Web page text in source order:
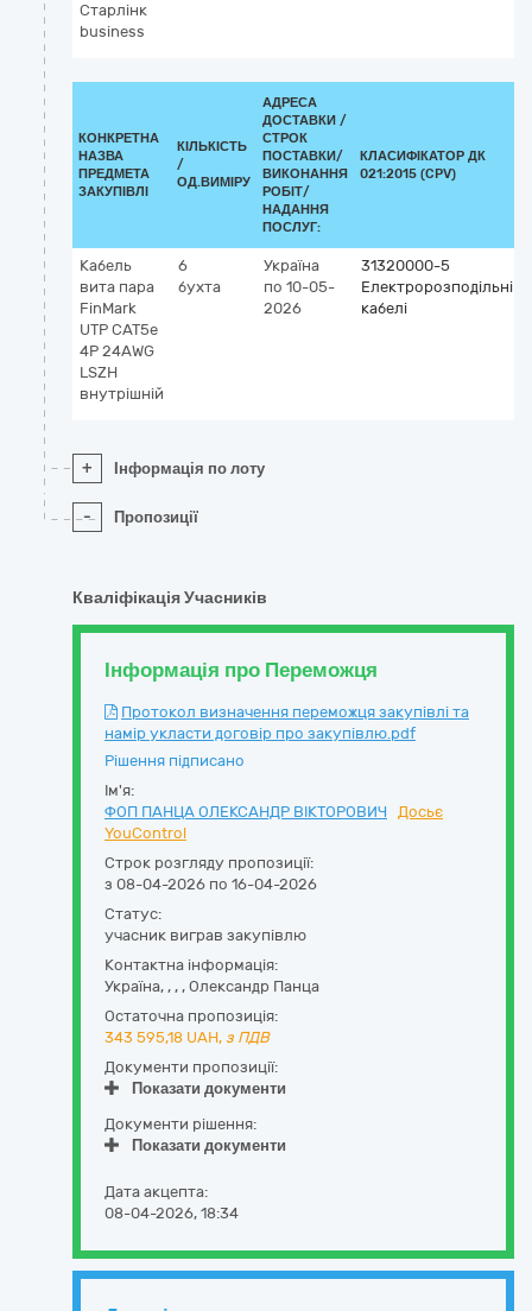
Старлінк
business
КОНКРЕТНА
НАЗВА
ПРЕДМЕТА
ЗАКУПІВЛІ
КІЛЬКІСТЬ
/
ОД.ВИМІРУ
АДРЕСА
ДОСТАВКИ /
СТРОК
ПОСТАВКИ/
ВИКОНАННЯ
РОБІТ/
НАДАННЯ
ПОСЛУГ:
КЛАСИФІКАТОР ДК
021:2015 (CPV)
Кабель
вита пара
FinMark
UTP CAT5e
4P 24AWG
LSZH
внутрішній
6
бухта
Україна
по 10-05-
2026
31320000-5
Електророзподільні
кабелі
+ Інформація по лоту
- Пропозиції
Кваліфікація Учасників
Інформація про Переможця
Протокол визначення переможця закупівлі та
намір укласти договір про закупівлю.pdf
Рішення підписано
Ім'я:
ФОП ПАНЦА ОЛЕКСАНДР ВІКТОРОВИЧ
Досьє
YouControl
Строк розгляду пропозиції:
з 08-04-2026 по 16-04-2026
Статус:
учасник виграв закупівлю
Контактна інформація:
Україна, , , , Олександр Панца
Остаточна пропозиція:
343 595,18 UAH, з ПДВ
Документи пропозиції:
Показати документи
Документи рішення:
Показати документи
Дата акцепта:
08-04-2026, 18:34